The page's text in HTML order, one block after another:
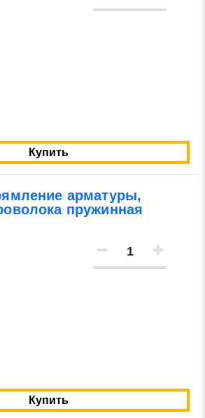
Купить
арматуры,
пружинная
Купить
для заполнения
данных в соответствии со
закона от 27 июля 2006 г. N 152-ФЗ
данных», а также соглашаетесь на